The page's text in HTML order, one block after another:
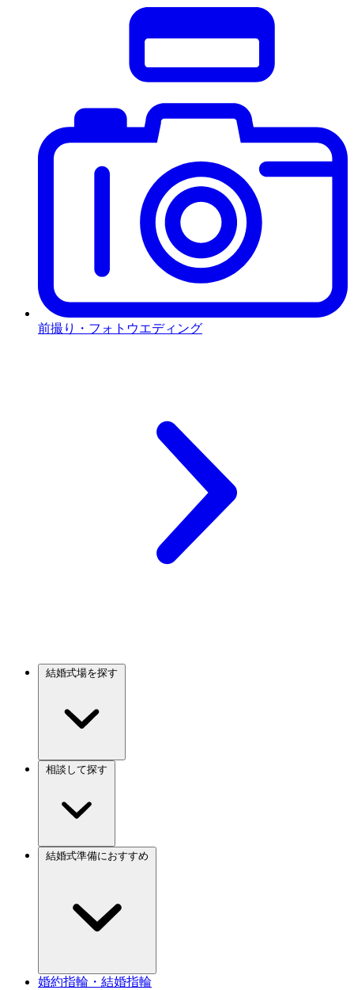
前撮り・フォトウエディング
婚約指輪・結婚指輪